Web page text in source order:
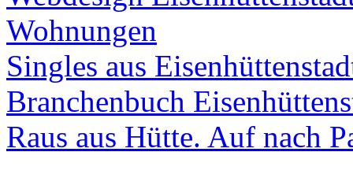
Wohnungen
Singles aus
Branchenbuch
Raus aus Hütte. Auf nach